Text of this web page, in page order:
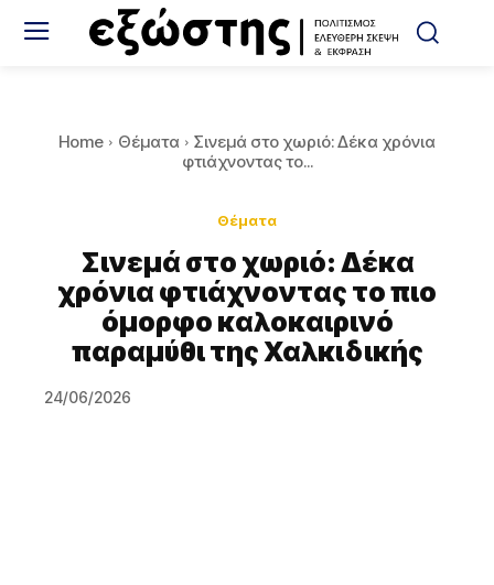
Home Θέματα
Σινεμά στο χωριό: Δέκα χρόνια
φτιάχνοντας το...
Θέματα
Σινεμά στο χωριό: Δέκα
χρόνια φτιάχνοντας το πιο
όμορφο καλοκαιρινό
παραμύθι της Χαλκιδικής
24/06/2026